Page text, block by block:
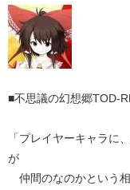
■不思議の幻想郷TOD-
「プレイヤーキャラに
が
仲間のなのかという